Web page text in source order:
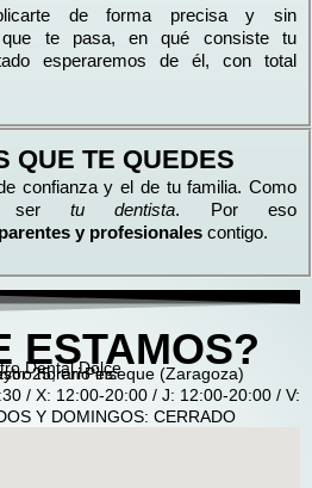
QUE TE QUEDES
confianza y el de tu familia. Como
ser tu dentista. Por eso
y profesionales contigo.
de forma precisa y sin
te pasa, en qué consiste tu
esperaremos de él, con total
ESTAMOS?
Dental Dolce
25, en Pinseque (Zaragoza)
horario es:
/ X: 12:00-20:00 / J: 12:00-20:00 / V:
Y DOMINGOS: CERRADO